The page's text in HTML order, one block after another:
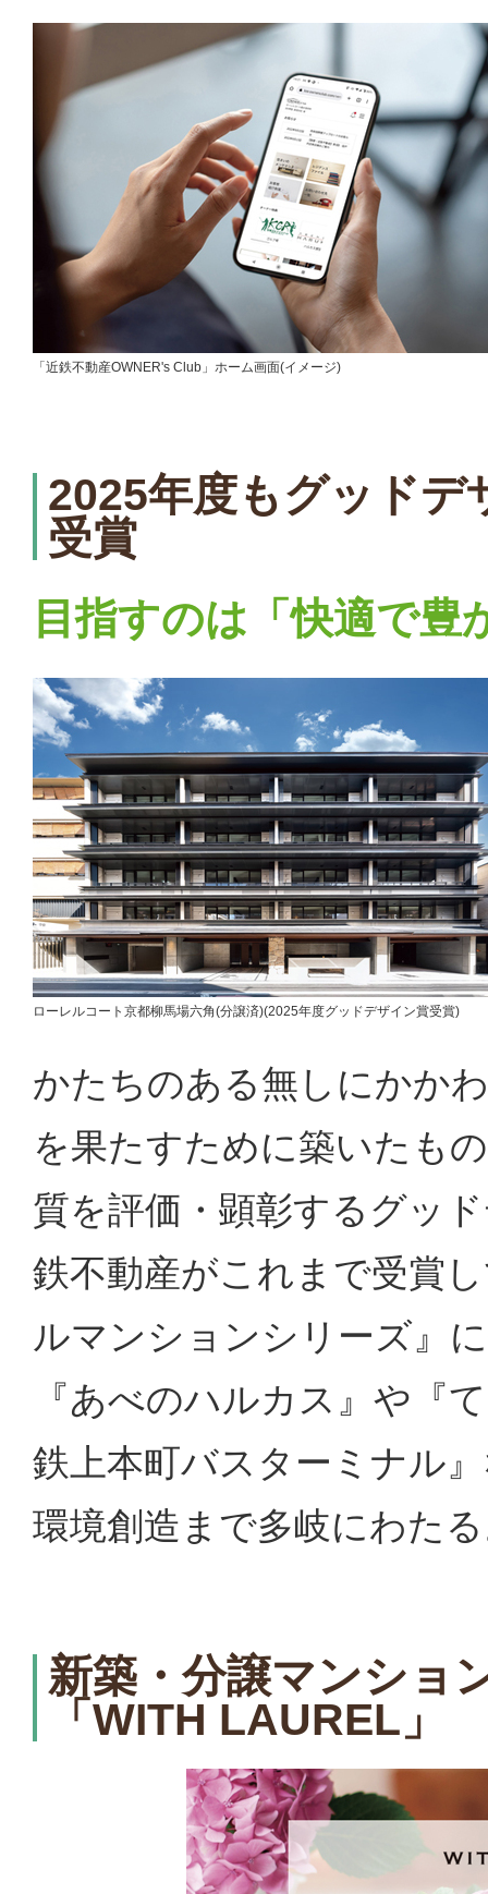
「近鉄不動産OWNER's Club」ホーム画面(イメージ)
2025年度もグッドデ
受賞
目指すのは「快適で豊
ローレルコート京都柳馬場六角(分譲済)(2025年度グッドデザイン賞受賞)
かたちのある無しにかか
を果たすために築いたも
質を評価・顕彰するグッ
鉄不動産がこれまで受賞
ルマンションシリーズ』
『あべのハルカス』や『
鉄上本町バスターミナル
環境創造まで多岐にわた
新築・分譲マンショ
「WITH LAUREL」